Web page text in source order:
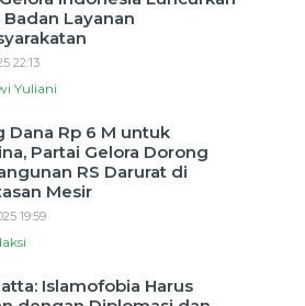
Badan Layanan
22:13
Yuliani
Dana Rp 6 M untuk
Partai Gelora Dorong
RS Darurat di
Mesir
19:59
Islamofobia Harus